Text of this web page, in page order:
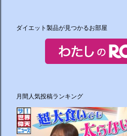
ダイエット製品が見つかるお部屋
月間人気投稿ランキング